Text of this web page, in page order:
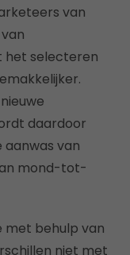
van
het selecteren
daardoor
aanwas van
mond-tot-
met behulp van
niet met